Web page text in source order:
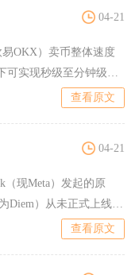
04-21
OKX）卖币整体速度
可实现秒级至分钟级到
查看原文
04-21
（现Meta）发起的原
Diem）从未正式上线任
查看原文